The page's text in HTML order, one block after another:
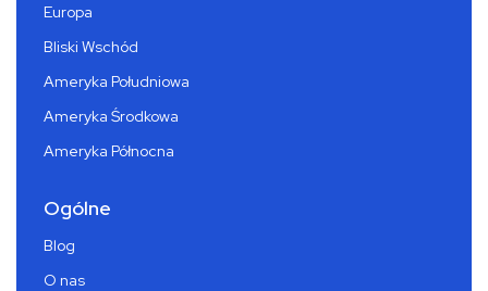
Europa
Bliski Wschód
Ameryka Południowa
Ameryka Środkowa
Ameryka Północna
Ogólne
Blog
O nas